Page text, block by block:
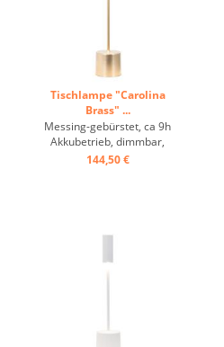
Tischlampe "Carolina
Brass" ...
Messing-gebürstet, ca 9h
Akkubetrieb, dimmbar,
Schutzklasse IP54 ...
144,50 €